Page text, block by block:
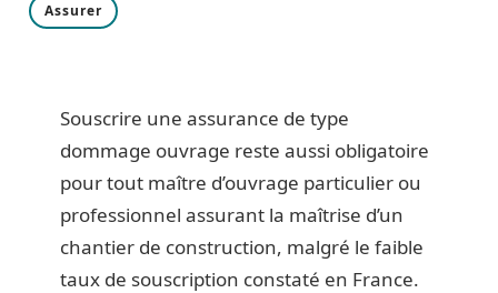
Assurer
Souscrire une assurance de type
dommage ouvrage reste aussi obligatoire
pour tout maître d’ouvrage particulier ou
professionnel assurant la maîtrise d’un
chantier de construction, malgré le faible
taux de souscription constaté en France.